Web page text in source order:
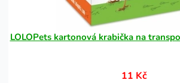
LOLOPets kartonová krabička na
11 Kč